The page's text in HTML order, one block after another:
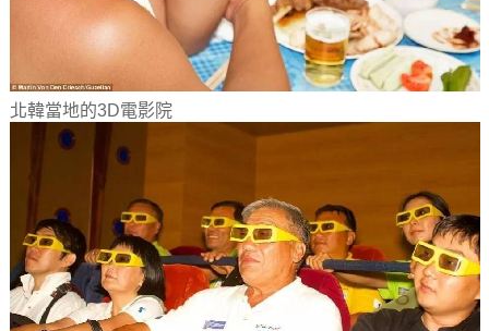
北韓當地的3D電影院